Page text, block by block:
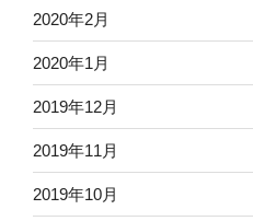
2020年2月
2020年1月
2019年12月
2019年11月
2019年10月